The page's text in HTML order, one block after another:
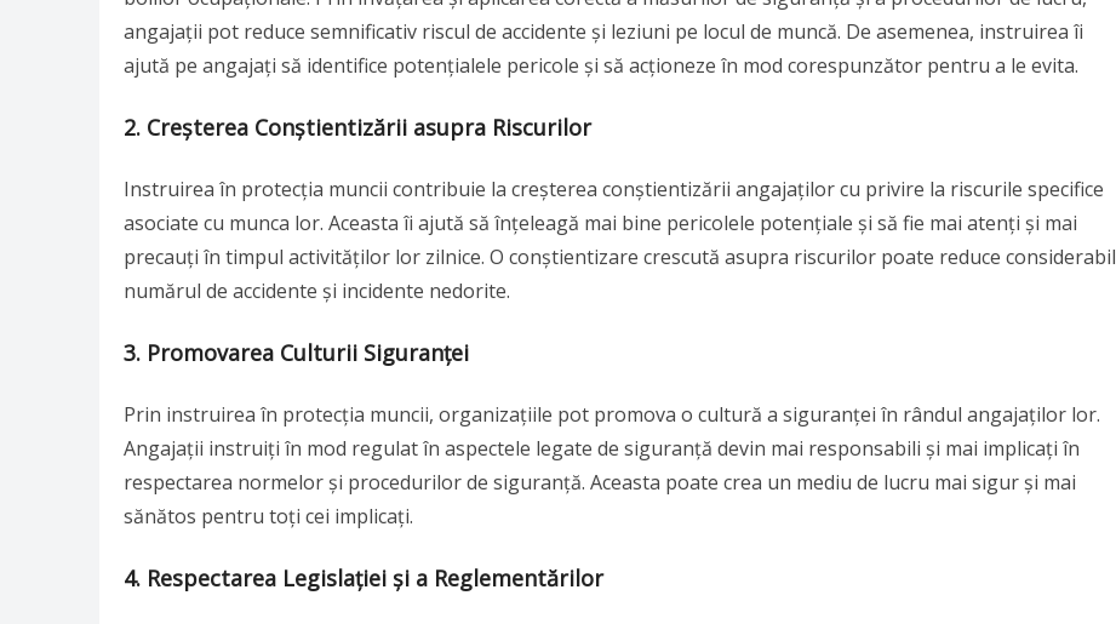
angajații pot reduce semnificativ riscul de accidente și leziuni pe locul de muncă. De asemenea, instruirea îi
ajută pe angajați să identifice potențialele pericole și să acționeze în mod corespunzător pentru a le evita.
2. Creșterea Conștientizării asupra Riscurilor
Instruirea în protecția muncii contribuie la creșterea conștientizării angajaților cu privire la riscurile specifice
asociate cu munca lor. Aceasta îi ajută să înțeleagă mai bine pericolele potențiale și să fie mai atenți și mai
precauți în timpul activităților lor zilnice. O conștientizare crescută asupra riscurilor poate reduce considerabil
numărul de accidente și incidente nedorite.
3. Promovarea Culturii Siguranței
Prin instruirea în protecția muncii, organizațiile pot promova o cultură a siguranței în rândul angajaților lor.
Angajații instruiți în mod regulat în aspectele legate de siguranță devin mai responsabili și mai implicați în
respectarea normelor și procedurilor de siguranță. Aceasta poate crea un mediu de lucru mai sigur și mai
sănătos pentru toți cei implicați.
4. Respectarea Legislației și a Reglementărilor